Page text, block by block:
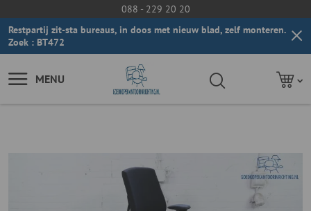
088 - 229 20 20
Restpartij zit-sta bureaus, in doos met nieuw blad, zelf monteren.
Zoek : BT472
MENU